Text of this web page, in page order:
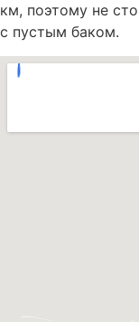
км, поэтому не
с пустым баком.